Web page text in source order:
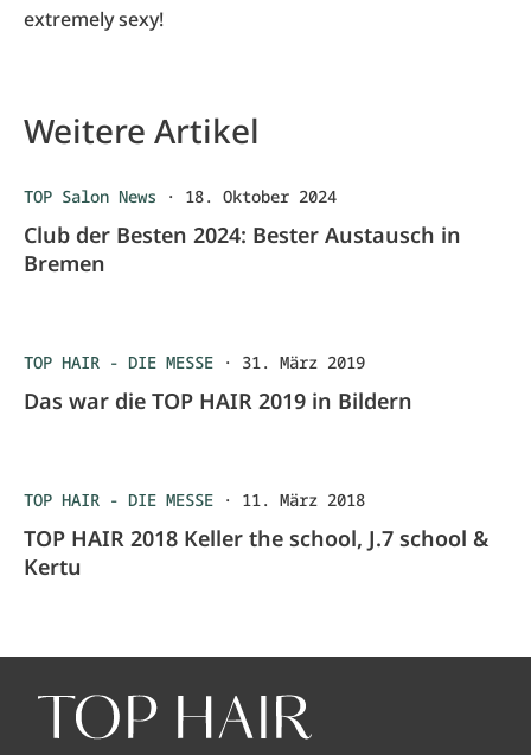
extremely sexy!
Weitere Artikel
TOP Salon News · 18. Oktober 2024
Club der Besten 2024: Bester Austausch in
Bremen
TOP HAIR - DIE MESSE · 31. März 2019
Das war die TOP HAIR 2019 in Bildern
TOP HAIR - DIE MESSE · 11. März 2018
TOP HAIR 2018 Keller the school, J.7 school &
Kertu